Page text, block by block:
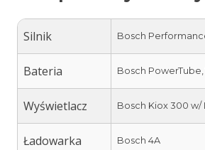
Silnik Bosch
Bateria Bosch PowerTube,
Wyświetlacz Bosch Kiox 300 w/
Ładowarka Bosch 4A